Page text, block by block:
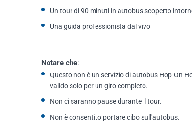
Un tour di 90 minuti in autobus scoperto
Una guida professionista dal vivo
Notare che:
Questo non è un servizio di autobus Hop-On
valido solo per un giro completo.
Non ci saranno pause durante il tour.
Non è consentito portare cibo sull'autobus.